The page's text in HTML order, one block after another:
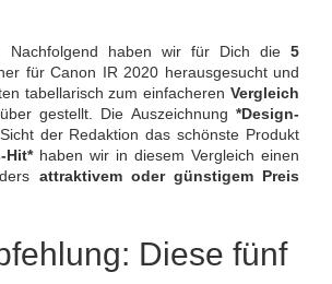
Nachfolgend haben wir für Dich die 5
für Canon IR 2020 herausgesucht und
tabellarisch zum einfacheren Vergleich
gestellt. Die Auszeichnung*Design-
der Redaktion das schönste Produkt
Hit*haben wir in diesem Vergleich einen
attraktivem oder günstigem Preis
Diese fünf